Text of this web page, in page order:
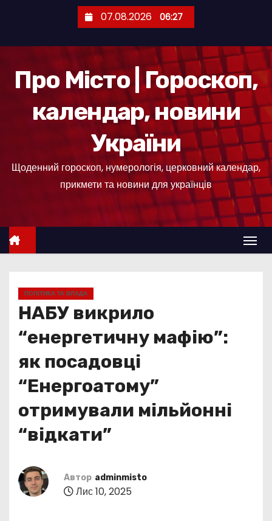
е
07.08.2026 06:27
Про Місто | Гороскоп,
календар, новини
України
Щоденний гороскоп, нумерологія, церковний календар,
прикмети та новини для українців
ПОЛІТИКА ТА ВЛАДА
НАБУ викрило
“енергетичну мафію”:
як посадовці
“Енергоатому”
отримували мільйонні
“відкати”
Автор adminmisto
Лис 10, 2025